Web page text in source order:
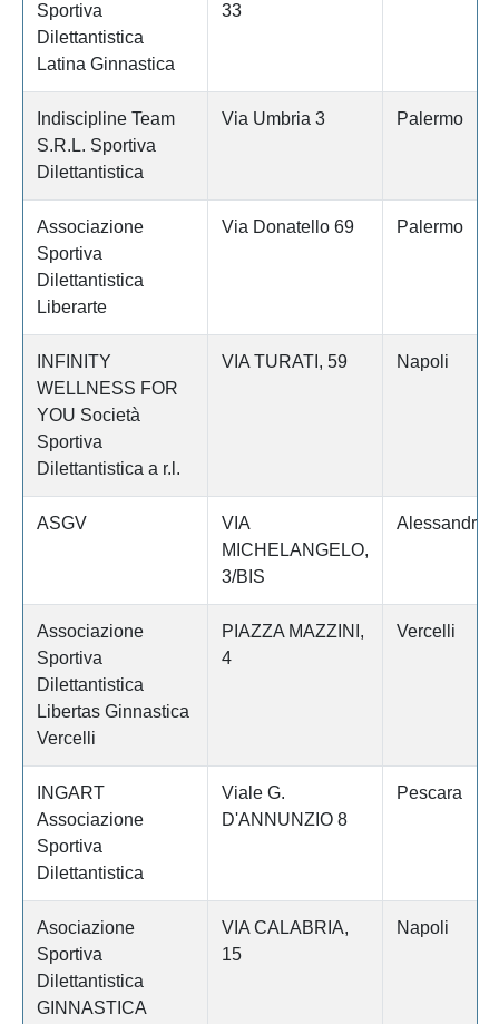
Sportiva
Dilettantistica
Latina Ginnastica
33
Indiscipline Team
S.R.L. Sportiva
Dilettantistica
Via Umbria 3 Palermo
Associazione
Sportiva
Dilettantistica
Liberarte
Via Donatello 69 Palermo
INFINITY
WELLNESS FOR
YOU Società
Sportiva
Dilettantistica a r.l.
VIA TURATI, 59 Napoli
ASGV
VIA
MICHELANGELO,
3/BIS
Alessandria
Associazione
Sportiva
Dilettantistica
Libertas Ginnastica
Vercelli
PIAZZA MAZZINI,
4
Vercelli
INGART
Associazione
Sportiva
Dilettantistica
Viale G.
D'ANNUNZIO 8
Pescara
Asociazione
Sportiva
Dilettantistica
GINNASTICA
VIA CALABRIA,
15
Napoli